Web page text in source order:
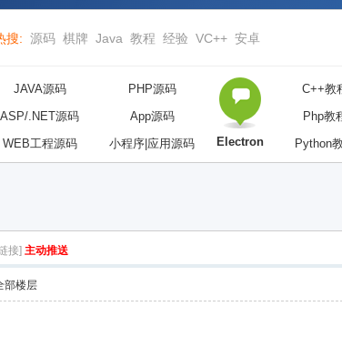
搜: 源码 棋牌 Java 教程 经验 VC++ 安卓
JAVA源码
PHP源码
ASP/.NET源码
App源码
WEB工程源码
小程序|应用源码 Electron
C++教
Php教
Python
接] 主动推送
部楼层